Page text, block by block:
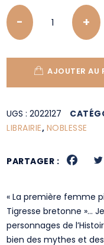
Quantity
AJOUTER AU
UGS :2022127
LIBRAIRIE, NOBLESSE
PARTAGER :
« La première femme
Tigresse bretonne »…
personnages de
bien des mythes et